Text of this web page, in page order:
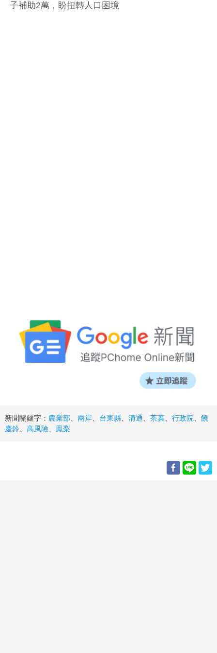
子補助2萬，盼扭轉人口困境
新聞關鍵字： 農業部 兩岸 台東縣 溝通 茶葉 行政院
饒
慶鈴
高風險 鳳梨